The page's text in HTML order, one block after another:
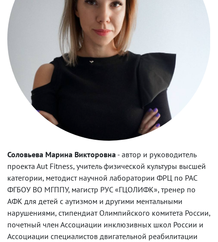
Соловьева Марина Викторовна - автор и руководитель
проекта Аut Fitness, учитель физической культуры высшей
категории, методист научной лаборатории ФРЦ по РАС
ФГБОУ ВО МГППУ, магистр РУС «ГЦОЛИФК», тренер по
АФК для детей с аутизмом и другими ментальными
нарушениями, стипендиат Олимпийского комитета России,
почетный член Ассоциации инклюзивных школ России и
Ассоциации специалистов двигательной реабилитации